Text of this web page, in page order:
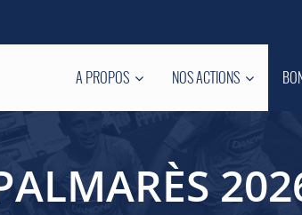
A PROPOS NOS ACTIONS